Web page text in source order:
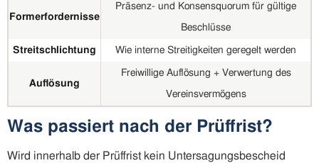
Formerfordernisse
Präsenz- und Konsensquorum für gültige
Beschlüsse
Streitschlichtung Wie interne Streitigkeiten geregelt werden
Auflösung
Freiwillige Auflösung + Verwertung des
Vereinsvermögens
Was passiert nach der Prüffrist?
Wird innerhalb der Prüffrist kein Untersagungsbescheid